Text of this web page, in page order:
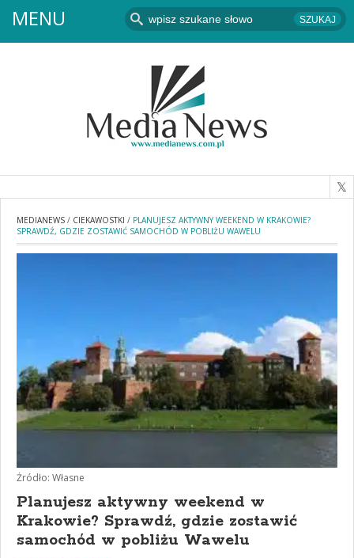
MENU
MEDIANEWS / CIEKAWOSTKI / PLANUJESZ AKTYWNY WEEKEND W KRAKOWIE?
SPRAWDŹ, GDZIE ZOSTAWIĆ SAMOCHÓD W POBLIŻU WAWELU
Żródło: Własne
Planujesz aktywny weekend w
Krakowie? Sprawdź, gdzie zostawić
samochód w pobliżu Wawelu